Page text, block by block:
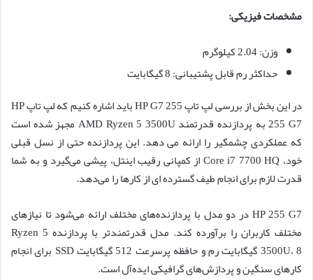
مشخصات فیزیکی:
وزن: 2.04 کیلوگرم
حداکثر رم قابل پشتیبانی: 8 گیگابایت
در این بخش از بررسی لپ تاپ HP G7 255 باید اشاره کنیم که لپ تاپ HP
255 G7 به پردازنده قدرتمند AMD Ryzen 5 3500U مجهز شده است
که عملکردی چشمگیر را ارائه می دهد. این پردازنده حتی از نسل قبلی
خود، Core i7 7700 HQ از کمپانی رقیب اینتل، پیشی می‌گیرد و به شما
قدرت لازم برای انجام طیف گسترده ای از کارها را می‌دهد.
HP 255 G7 در دو مدل با پردازنده‌های مختلف ارائه می‌شود تا نیازهای
مختلف کاربران را برآورده کند. مدل قدرتمندتر با پردازنده Ryzen 5
3500U، 8 گیگابایت رم و حافظه پرسرعت 512 گیگابایت SSD برای انجام
کارهای سنگین و پردازش‌های گرافیکی ایده‌آل است.